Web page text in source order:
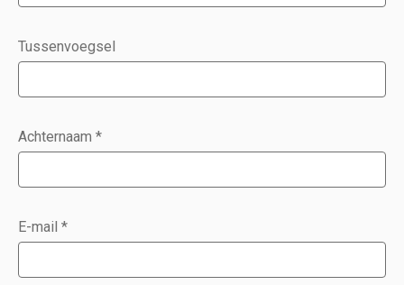
Tussenvoegsel
Achternaam *
E-mail *